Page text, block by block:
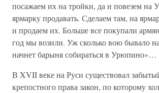
посажаем их на тройки, да и повезем на
ярмарку продавать. Сделаем там, на
и продаем их. Больше все покупали
год мы возили. Уж сколько вою бывало
начнет барыня собираться в Урюпино»…
В XVII веке на Руси существовал
крепостного права закон, по которому